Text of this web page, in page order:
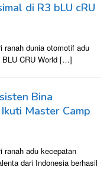
di R3 bLU cRU
ranah dunia otomotif adu
BLU CRU World […]
Bina
Master Camp
ranah adu kecepatan
dari Indonesia berhasil